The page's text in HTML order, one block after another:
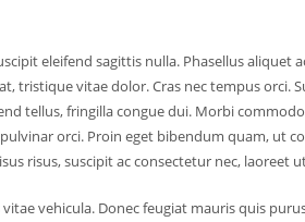
eleifend sagittis nulla. Phasellus aliquet
tristique vitae dolor. Cras nec tempus orci.
tellus, fringilla congue dui. Morbi
orci. Proin eget bibendum quam, ut
risus, suscipit ac consectetur nec, laoreet
vehicula. Donec feugiat mauris quis